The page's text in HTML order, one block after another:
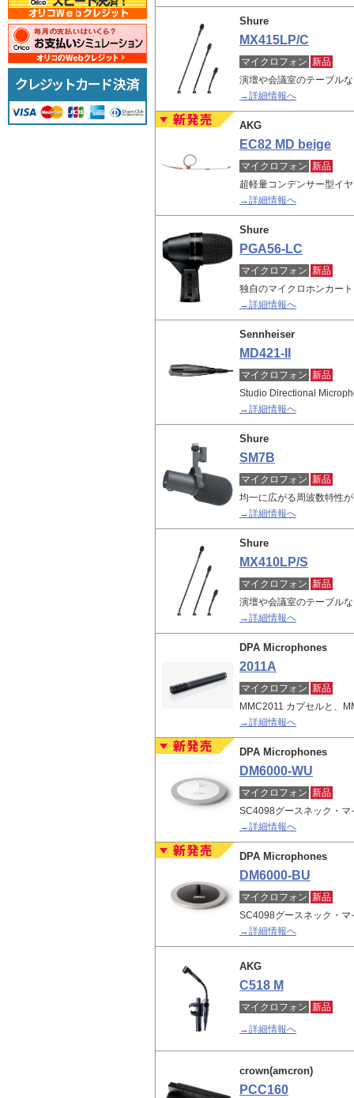
Shure
MX415LP/C
マイクロフォン 新品
演壇や会議室のテーブル
→詳細情報へ
AKG
EC82 MD beige
マイクロフォン 新品
超軽量コンデンサー型イ
→詳細情報へ
Shure
PGA56-LC
マイクロフォン 新品
独自のマイクロホンカー
→詳細情報へ
Sennheiser
MD421-II
マイクロフォン 新品
Studio Directional
→詳細情報へ
Shure
SM7B
マイクロフォン 新品
均一に広がる周波数特性
→詳細情報へ
Shure
MX410LP/S
マイクロフォン 新品
演壇や会議室のテーブル
→詳細情報へ
DPA Microphones
2011A
マイクロフォン 新品
MMC2011 カプセルと、
→詳細情報へ
DPA Microphones
DM6000-WU
マイクロフォン 新品
SC4098グースネック・マ
→詳細情報へ
DPA Microphones
DM6000-BU
マイクロフォン 新品
SC4098グースネック・マ
→詳細情報へ
AKG
C518 M
マイクロフォン 新品
→詳細情報へ
crown(amcron)
PCC160